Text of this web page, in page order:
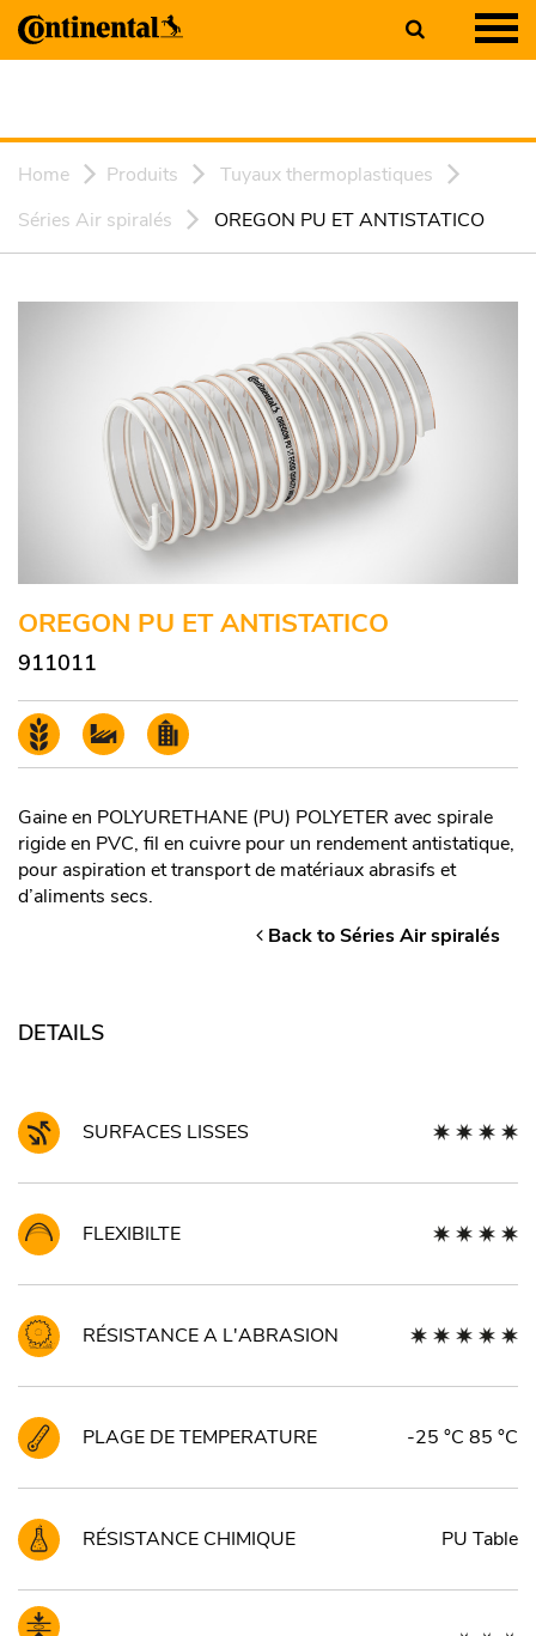
Home Produits
Tuyaux thermoplastiques
Séries Air spiralés
OREGON PU ET ANTISTATICO
OREGON PU ET ANTISTATICO
911011
Gaine en POLYURETHANE (PU) POLYETER avec spirale
rigide en PVC, fil en cuivre pour un rendement antistatique,
pour aspiration et transport de matériaux abrasifs et
d’aliments secs.
Back to Séries Air spiralés
DETAILS
SURFACES LISSES
FLEXIBILTE
RÉSISTANCE A L'ABRASION
PLAGE DE TEMPERATURE -25 °C 85 °C
RÉSISTANCE CHIMIQUE PU Table